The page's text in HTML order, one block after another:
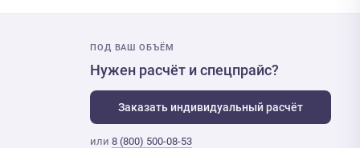
ПОД ВАШ ОБЪЁМ
Нужен расчёт и спецпрайс?
Заказать индивидуальный расчёт
или 8 (800) 500-08-53